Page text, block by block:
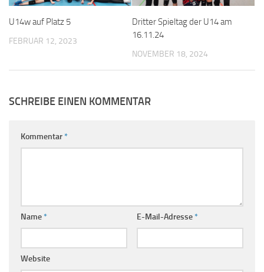
U14w auf Platz 5
FEBRUAR 12, 2023
Dritter Spieltag der U14 am
16.11.24
NOVEMBER 18, 2024
SCHREIBE EINEN KOMMENTAR
Kommentar*
Name* E-Mail-Adresse*
Website